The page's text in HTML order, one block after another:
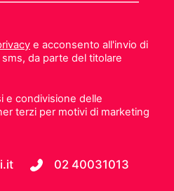
e acconsento all'invio di
da parte del titolare
e condivisione delle
terzi per motivi di marketing
02 40031013